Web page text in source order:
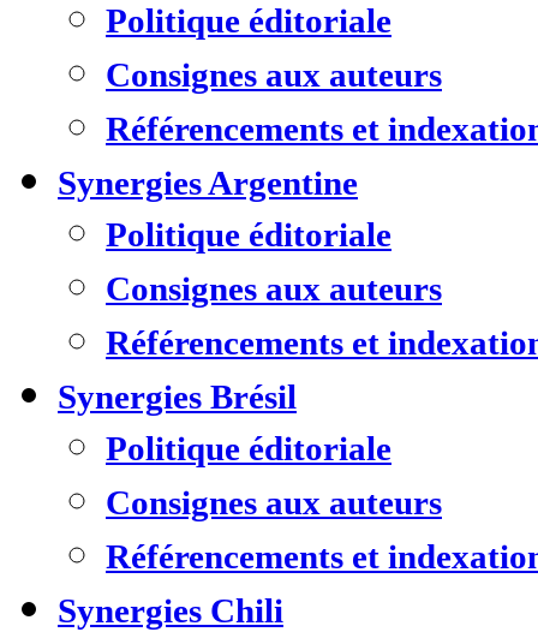
Politique éditoriale
Consignes aux auteurs
Référencements et
Synergies Argentine
Politique éditoriale
Consignes aux auteurs
Référencements et
Synergies Brésil
Politique éditoriale
Consignes aux auteurs
Référencements et
Synergies Chili